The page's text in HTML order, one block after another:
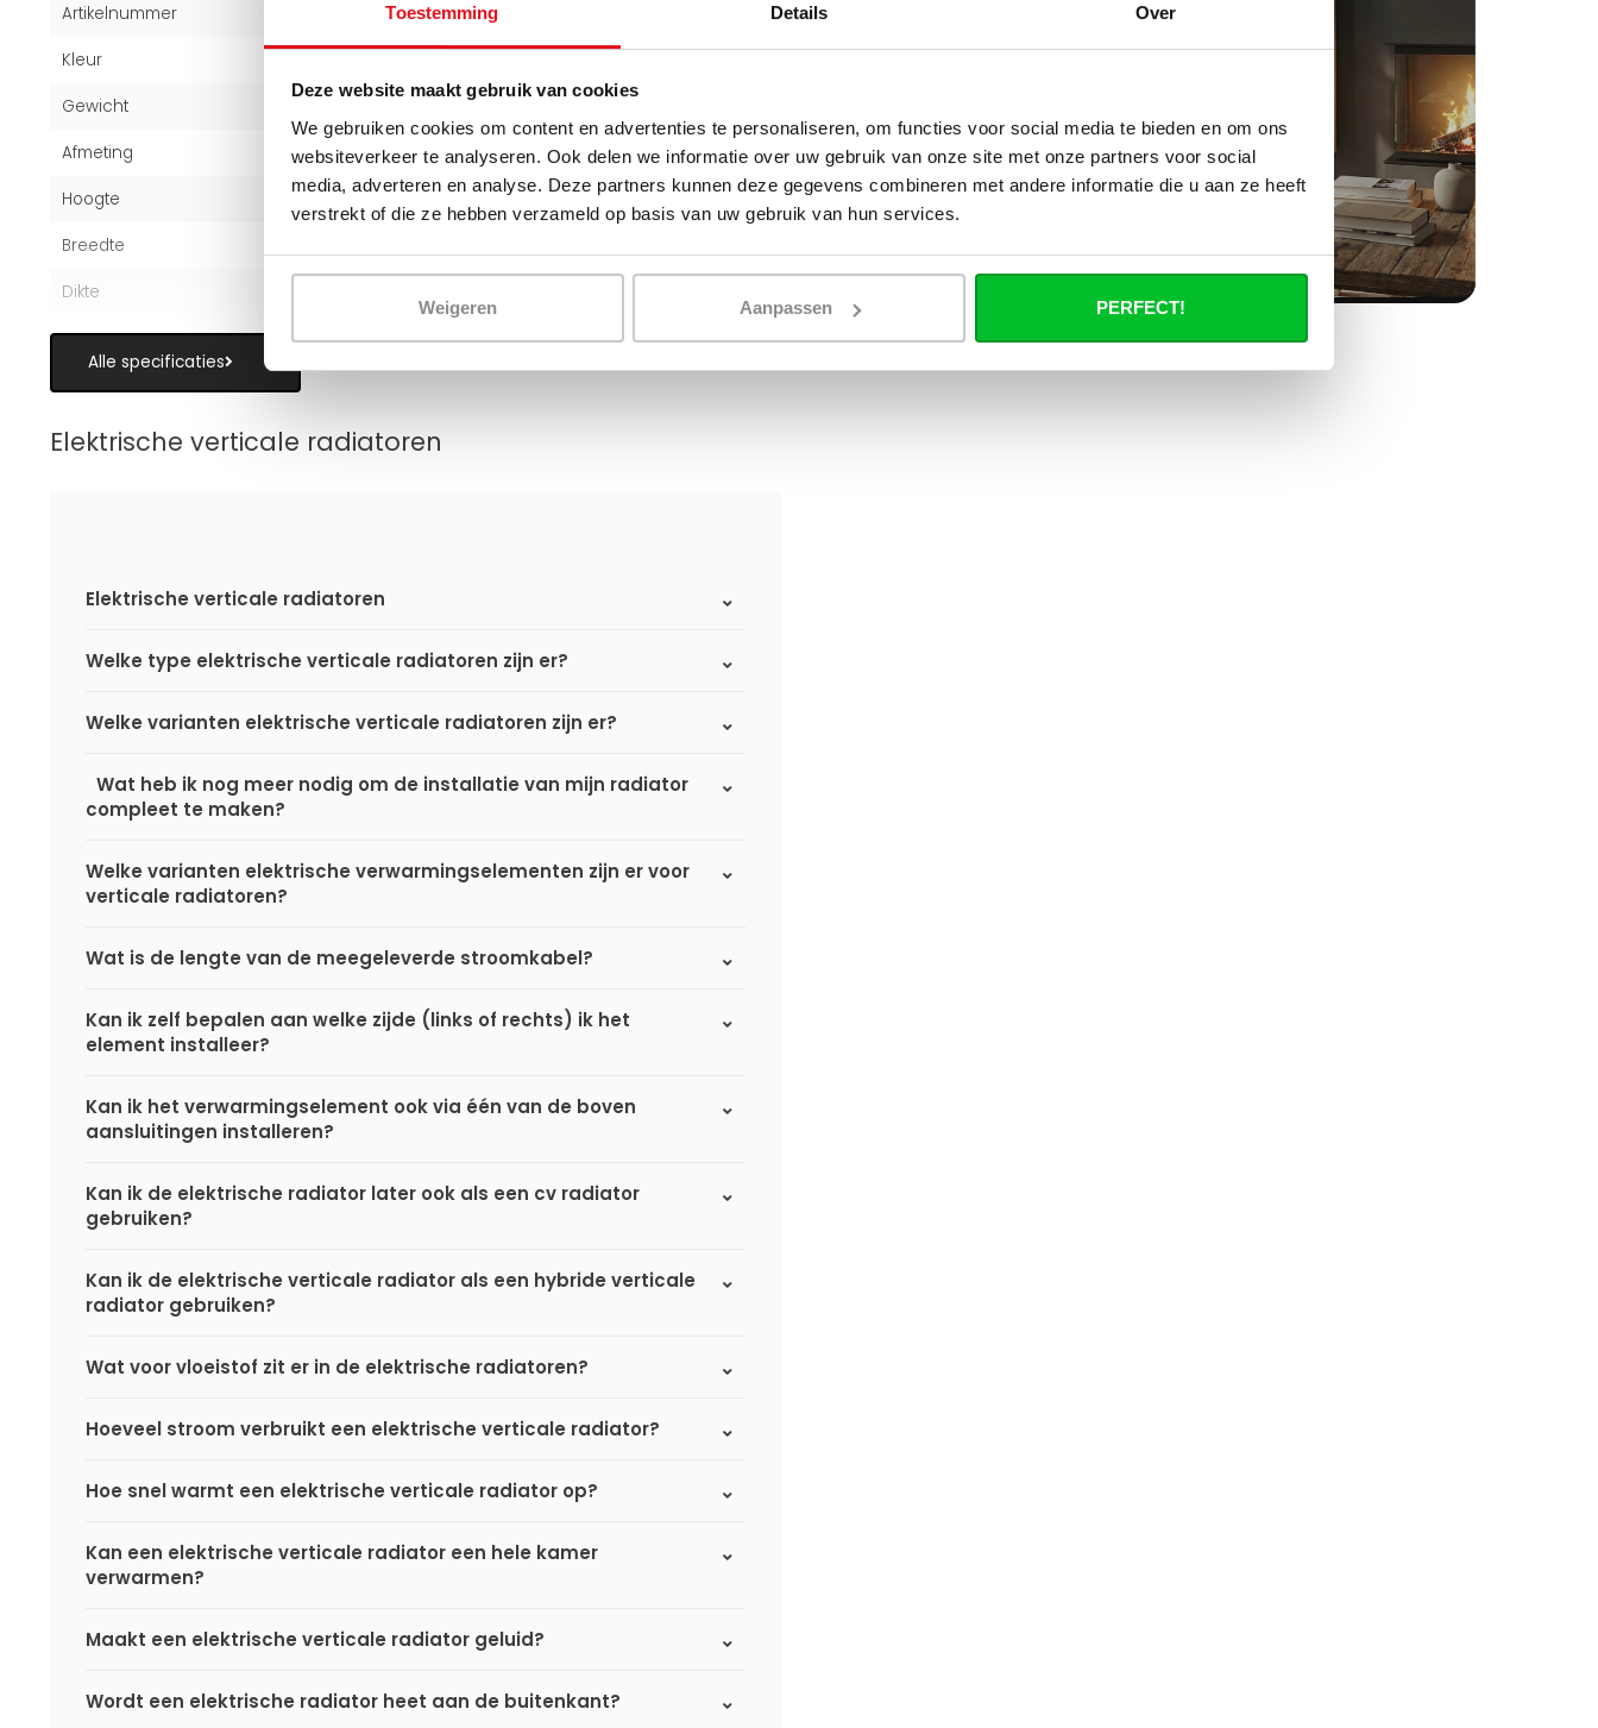
Toestemming Details Over
Deze website maakt gebruik van cookies
We gebruiken cookies om content en advertenties te personaliseren, om functies voor social media te bieden en om ons
websiteverkeer te analyseren. Ook delen we informatie over uw gebruik van onze site met onze partners voor social
media, adverteren en analyse. Deze partners kunnen deze gegevens combineren met andere informatie die u aan ze heeft
verstrekt of die ze hebben verzameld op basis van uw gebruik van hun services.
Weigeren Aanpassen PERFECT!
Artikelnummer 100120144
Kleur
Gewicht
Afmeting 200x60 cm
Hoogte 200 cm
Breedte
Dikte
Alle specificaties
Elektrische verticale radiatoren
Elektrische verticale radiatoren
Welke type elektrische verticale radiatoren zijn er?
Welke varianten elektrische verticale radiatoren zijn er?
Wat heb ik nog meer nodig om de installatie van mijn radiator
compleet te maken?
Welke varianten elektrische verwarmingselementen zijn er voor
verticale radiatoren?
Wat is de lengte van de meegeleverde stroomkabel?
Kan ik zelf bepalen aan welke zijde (links of rechts) ik het
element installeer?
Kan ik het verwarmingselement ook via één van de boven
aansluitingen installeren?
Kan ik de elektrische radiator later ook als een cv radiator
gebruiken?
Kan ik de elektrische verticale radiator als een hybride verticale
radiator gebruiken?
Wat voor vloeistof zit er in de elektrische radiatoren?
Hoeveel stroom verbruikt een elektrische verticale radiator?
Hoe snel warmt een elektrische verticale radiator op?
Kan een elektrische verticale radiator een hele kamer
verwarmen?
Maakt een elektrische verticale radiator geluid?
Wordt een elektrische radiator heet aan de buitenkant?